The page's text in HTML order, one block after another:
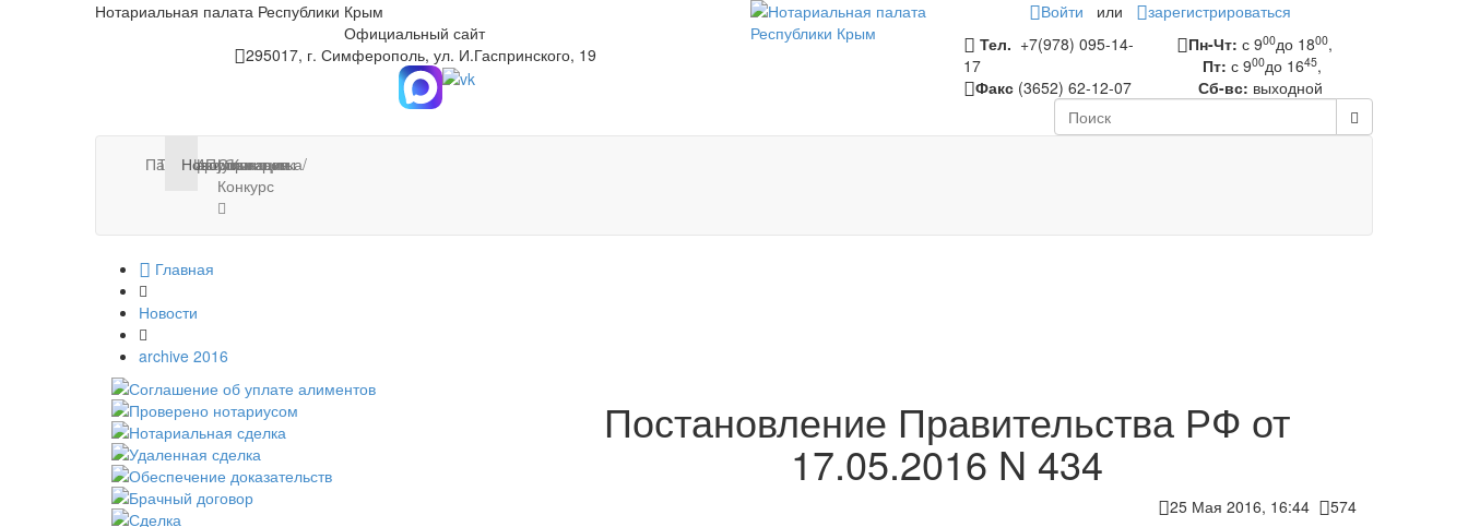
Нотариальная палата Республики Крым
Официальный сайт
295017, г. Симферополь, ул. И.Гаспринского, 19
Войти или
зарегистрироваться
Тел. +7(978) 095-14-
17
Факс (3652) 62-12-07
Пн-Чт: с 900до 1800,
Пт: с 900до 1645,
Сб-вс: выходной
Палата
Тарифы
Нотариусы
Новости
Информация
Публикации
Стажировка/
Конкурс
Контакты
Главная
Новости
archive 2016
Постановление Правительства РФ от
17.05.2016 N 434
25 Мая 2016, 16:44
574